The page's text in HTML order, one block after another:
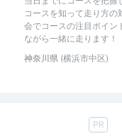
コースを知って走り方の
会でコースの注目ポイン
ながら一緒に走ります！
神奈川県 (横浜市中区)
PR